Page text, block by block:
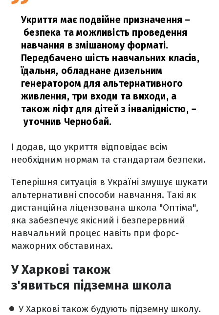
Укриття має подвійне призначення –
безпека та можливість проведення
навчання в змішаному форматі.
Передбачено шість навчальних класів,
їдальня, обладнане дизельним
генератором для альтернативного
живлення, три входи та виходи, а
також ліфт для дітей з інвалідністю, –
уточнив Чернобай.
І додав, що укриття відповідає всім
необхідним нормам та стандартам безпеки.
Теперішня ситуація в Україні змушує шукати
альтернативні способи навчання. Такі як
дистанційна ліцензована школа "Оптіма",
яка забезпечує якісний і безперервний
навчальний процес навіть при форс-
мажорних обставинах.
У Харкові також
з'явиться підземна школа
У Харкові також будують підземну школу.